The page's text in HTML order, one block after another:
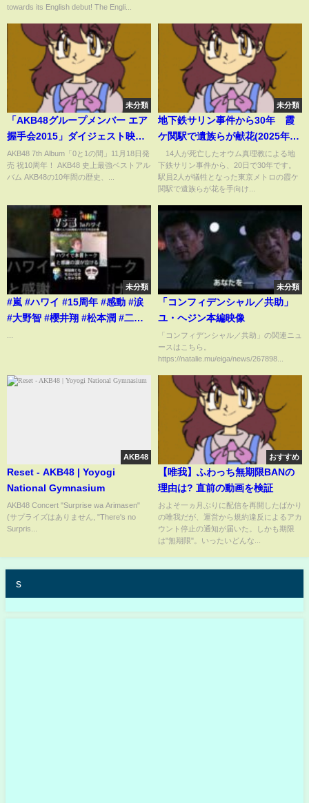
towards its English debut! The Engli...
～ ED ／ ウタヒメドリーム オー
ルスターズ
未分類
「AKB48グループメンバー エア
握手会2015」ダイジェスト映像 /
AKB48[公式]
AKB48 7th Album「0と1の間」11月18日発
売 祝10周年！ AKB48 史上最強ベストアル
バム AKB48の10年間の歴史、...
未分類
地下鉄サリン事件から30年 霞
ケ関駅で遺族らが献花(2025年3
月20日)
14人が死亡したオウム真理教による地
下鉄サリン事件から、20日で30年です。
駅員2人が犠牲となった東京メトロの霞ケ
関駅で遺族らが花を手向け...
未分類
#嵐 #ハワイ #15周年 #感動 #涙
#大野智 #櫻井翔 #松本潤 #二宮
未分類
「コンフィデンシャル／共助」
ユ・ヘジン本編映像
「コンフィデンシャル／共助」の関連ニュ
ースはこちら。
https://natalie.mu/eiga/news/267898...
AKB48
Reset - AKB48 | Yoyogi
National Gymnasium
AKB48 Concert "Surprise wa Arimasen"
(サプライズはありません, "There's no
Surpris...
おすすめ
【唯我】ふわっち無期限BANの
理由は? 直前の動画を検証
およそ一ヵ月ぶりに配信を再開したばかり
の唯我だが、運営から規約違反によるアカ
ウント停止の通知が届いた。しかも期限
は"無期限"。いったいどんな...
s